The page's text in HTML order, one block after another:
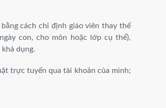
cách chỉ định giáo viên thay thế
con, cho môn hoặc lớp cụ thể),
dụng.
trực tuyến qua tài khoản của mình;